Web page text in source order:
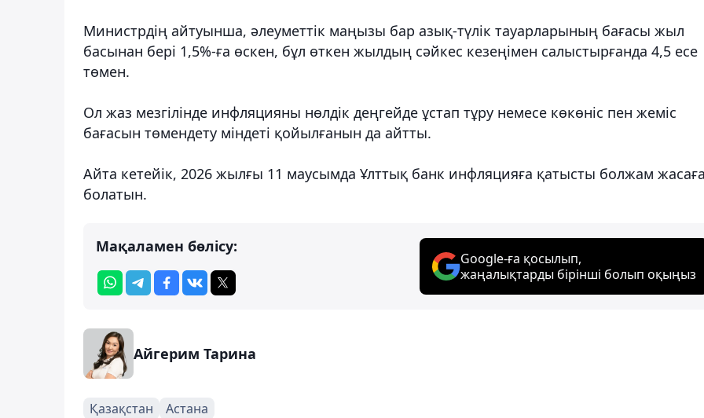
Министрдің айтуынша, әлеуметтік маңызы бар азық-түлік тауарларының бағасы жыл
басынан бері 1,5%-ға өскен, бұл өткен жылдың сәйкес кезеңімен салыстырғанда 4,5 есе
төмен.
Ол жаз мезгілінде инфляцияны нөлдік деңгейде ұстап тұру немесе көкөніс пен жеміс
бағасын төмендету міндеті қойылғанын да айтты.
Айта кетейік, 2026 жылғы 11 маусымда Ұлттық банк инфляцияға қатысты болжам
болатын.
Мақаламен бөлісу:
Google-ға қосылып,
жаңалықтарды бірінші болып оқыңыз
Айгерим Тарина
Қазақстан Астана